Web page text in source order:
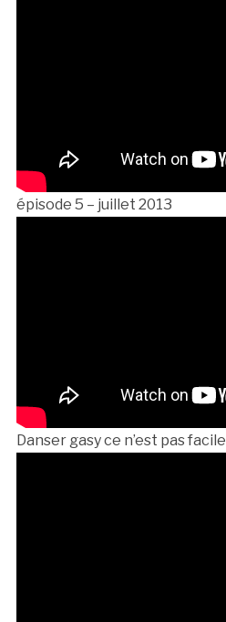
épisode 5 – juillet 2013
Danser gasy ce n’est pas facile